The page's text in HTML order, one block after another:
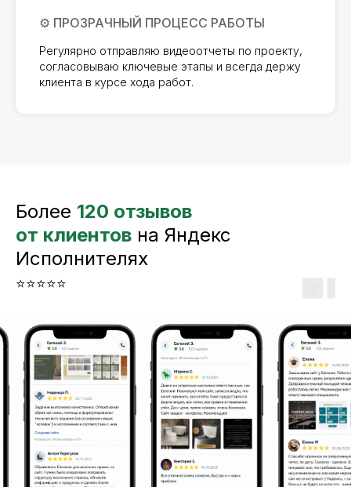
⚙️ ПРОЗРАЧНЫЙ ПРОЦЕСС РАБОТЫ
Регулярно отправляю видеоотчеты по проекту,
согласовываю ключевые этапы и всегда держу
клиента в курсе хода работ.
Более 120 отзывов
от клиентов на Яндекс
Исполнителях
⭐️⭐️⭐️⭐️⭐️